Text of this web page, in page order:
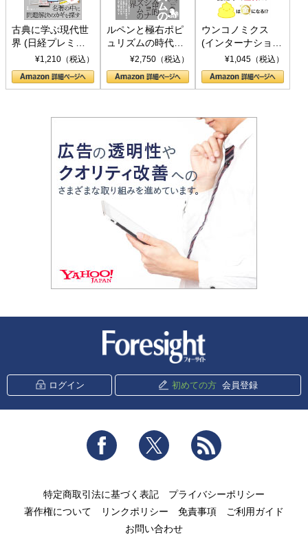
古典に学ぶ現代世
界 (日経プレミア
シリーズ)¥1,210（税込）
ルペンと極右ポピ
ュリズムの時代：
〈ヤヌス〉の二つ
の顔
¥2,750（税込）
ウンコノミクス
(インターナショナ
ル新書)¥1,045（税込）
ログイン 初めての方 会員登録
Facebook Twitter
特定商取引法に基づく表記
プライバシーポリシー
著作権について
リンクポリシー 免責事項
ご利用ガイド
お問い合わせ